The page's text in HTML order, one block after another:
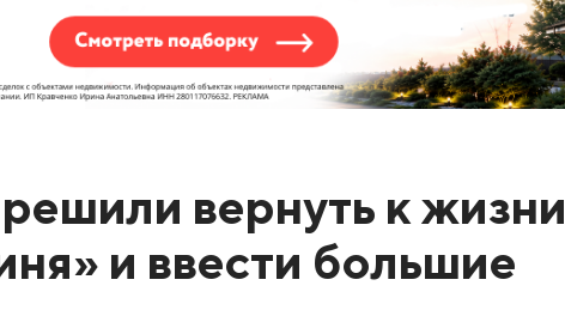
вернуть к жизни
и ввести большие